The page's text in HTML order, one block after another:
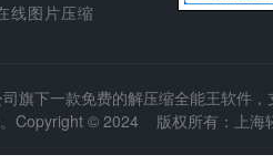
线图片压缩
旗下一款免费的解压缩全能王软件
Copyright © 2024 版权所有：上